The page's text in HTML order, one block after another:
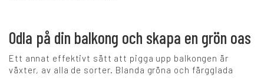
Odla på din balkong och skapa en grön oas
Ett annat effektivt sätt att pigga upp balkongen är
växter, av alla de sorter. Blanda gröna och färgglada